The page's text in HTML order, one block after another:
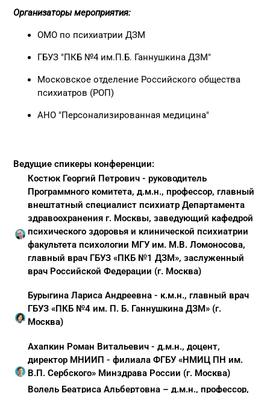
Организаторы мероприятия:
ОМО по психиатрии ДЗМ
ГБУЗ "ПКБ №4 им.П.Б. Ганнушкина ДЗМ"
Московское отделение Российского общества
психиатров (РОП)
АНО "Персонализированная медицина"
Ведущие спикеры конференции:
Костюк Георгий Петрович -руководитель
Программного комитета, д.м.н., профессор, главный
внештатный специалист психиатр Департамента
здравоохранения г. Москвы, заведующий кафедрой
психического здоровья и клинической психиатрии
факультета психологии МГУ им. М.В. Ломоносова,
главный врач ГБУЗ «ПКБ №1 ДЗМ», заслуженный
врач Российской Федерации (г. Москва)
Бурыгина Лариса Андреевна - к.м.н., главный врач
ГБУЗ «ПКБ №4 им. П. Б. Ганнушкина ДЗМ» (г.
Москва)
Ахапкин Роман Витальевич- д.м.н., доцент,
директор МНИИП - филиала ФГБУ «НМИЦ ПН им.
В.П. Сербского» Минздрава России (г. Москва)
Волель Беатриса Альбертовна – д.м.н., профессор,